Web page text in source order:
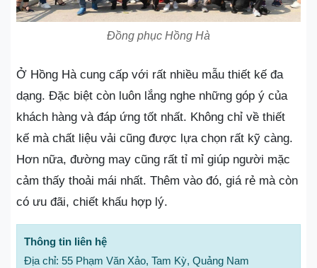
Đồng phục Hồng Hà
Ở Hồng Hà cung cấp với rất nhiều mẫu thiết kế đa
dạng. Đặc biệt còn luôn lắng nghe những góp ý của
khách hàng và đáp ứng tốt nhất. Không chỉ về thiết
kế mà chất liệu vải cũng được lựa chọn rất kỹ càng.
Hơn nữa, đường may cũng rất tỉ mỉ giúp người mặc
cảm thấy thoải mái nhất. Thêm vào đó, giá rẻ mà còn
có ưu đãi, chiết khấu hợp lý.
Thông tin liên hệ
Địa chỉ: 55 Phạm Văn Xảo, Tam Kỳ, Quảng Nam